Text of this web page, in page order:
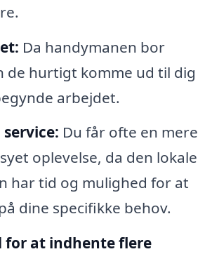
Da handymanen bor
de hurtigt komme ud til dig
arbejdet.
Du får ofte en mere
oplevelse, da den lokale
har tid og mulighed for at
dine specifikke behov.
for at indhente flere